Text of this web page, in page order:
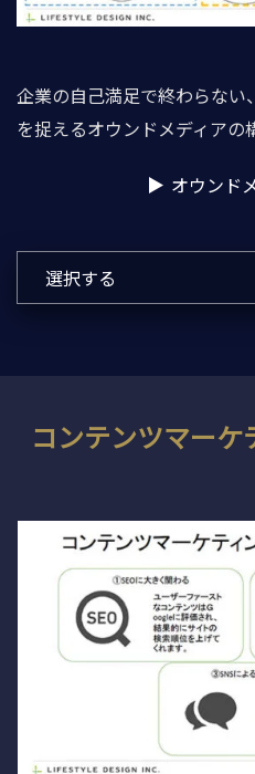
企業の自己満足で終わらない
を捉えるオウンドメディアの
オウンド
選択する
コンテンツマーケ